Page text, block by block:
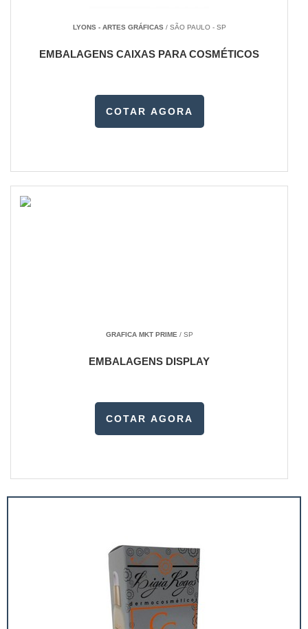
LYONS - ARTES GRÁFICAS/ SÃO PAULO - SP
EMBALAGENS CAIXAS PARA COSMÉTICOS
COTAR AGORA
GRAFICA MKT PRIME/ SP
EMBALAGENS DISPLAY
COTAR AGORA